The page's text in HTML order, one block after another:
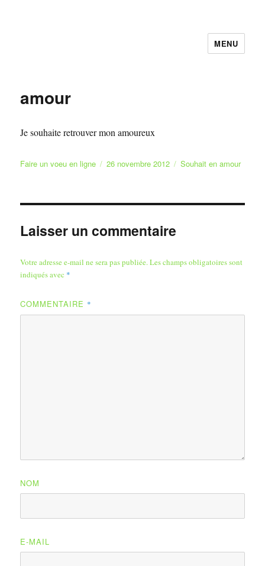
Faire et Ecrire un voeu gratuitement
MENU
amour
Je souhaite retrouver mon amoureux
Auteur
Faire un voeu en ligne
Publié
26 novembre 2012 Catégories
Souhait en amour
Laisser un commentaire
Votre adresse e-mail ne sera pas publiée.Les champs obligatoires sont
indiqués avec *
COMMENTAIRE *
NOM
E-MAIL